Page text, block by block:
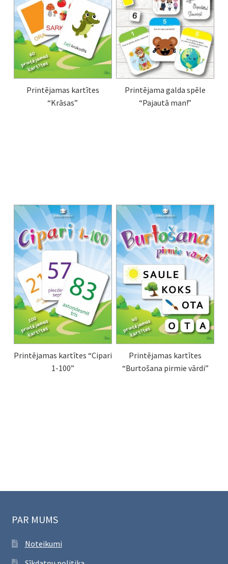
Printējamas kartītes
“Krāsas”
Printējama galda spēle
“Pajautā man!”
Printējamas kartītes “Cipari
1-100”
Printējamas kartītes
“Burtošana pirmie vārdi”
PAR MUMS
Noteikumi